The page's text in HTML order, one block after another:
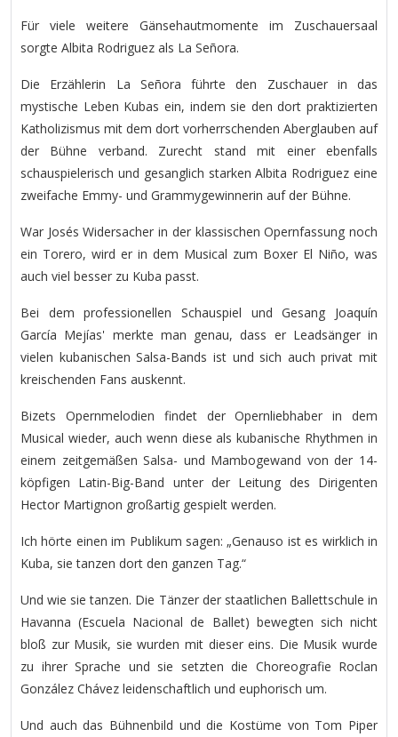
Für viele weitere Gänsehautmomente im Zuschauersaal
sorgte Albita Rodriguez als La Señora.
Die Erzählerin La Señora führte den Zuschauer in das
mystische Leben Kubas ein, indem sie den dort praktizierten
Katholizismus mit dem dort vorherrschenden Aberglauben auf
der Bühne verband. Zurecht stand mit einer ebenfalls
schauspielerisch und gesanglich starken Albita Rodriguez eine
zweifache Emmy- und Grammygewinnerin auf der Bühne.
War Josés Widersacher in der klassischen Opernfassung noch
ein Torero, wird er in dem Musical zum Boxer El Niño, was
auch viel besser zu Kuba passt.
Bei dem professionellen Schauspiel und Gesang Joaquín
García Mejías' merkte man genau, dass er Leadsänger in
vielen kubanischen Salsa-Bands ist und sich auch privat mit
kreischenden Fans auskennt.
Bizets Opernmelodien findet der Opernliebhaber in dem
Musical wieder, auch wenn diese als kubanische Rhythmen in
einem zeitgemäßen Salsa- und Mambogewand von der 14-
köpfigen Latin-Big-Band unter der Leitung des Dirigenten
Hector Martignon großartig gespielt werden.
Ich hörte einen im Publikum sagen: „Genauso ist es wirklich in
Kuba, sie tanzen dort den ganzen Tag.“
Und wie sie tanzen. Die Tänzer der staatlichen Ballettschule in
Havanna (Escuela Nacional de Ballet) bewegten sich nicht
bloß zur Musik, sie wurden mit dieser eins. Die Musik wurde
zu ihrer Sprache und sie setzten die Choreografie Roclan
González Chávez leidenschaftlich und euphorisch um.
Und auch das Bühnenbild und die Kostüme von Tom Piper